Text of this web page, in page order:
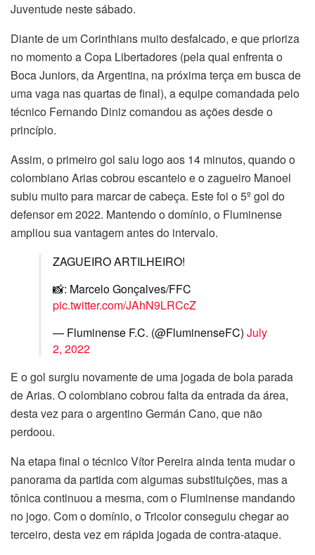
Juventude neste sábado.
Diante de um Corinthians muito desfalcado, e que prioriza
no momento a Copa Libertadores (pela qual enfrenta o
Boca Juniors, da Argentina, na próxima terça em busca de
uma vaga nas quartas de final), a equipe comandada pelo
técnico Fernando Diniz comandou as ações desde o
princípio.
Assim, o primeiro gol saiu logo aos 14 minutos, quando o
colombiano Arias cobrou escanteio e o zagueiro Manoel
subiu muito para marcar de cabeça. Este foi o 5º gol do
defensor em 2022. Mantendo o domínio, o Fluminense
ampliou sua vantagem antes do intervalo.
ZAGUEIRO ARTILHEIRO!
📸: Marcelo Gonçalves/FFC
pic.twitter.com/JAhN9LRCcZ
— Fluminense F.C. (@FluminenseFC) July
2, 2022
E o gol surgiu novamente de uma jogada de bola parada
de Arias. O colombiano cobrou falta da entrada da área,
desta vez para o argentino Germán Cano, que não
perdoou.
Na etapa final o técnico Vítor Pereira ainda tenta mudar o
panorama da partida com algumas substituições, mas a
tônica continuou a mesma, com o Fluminense mandando
no jogo. Com o domínio, o Tricolor conseguiu chegar ao
terceiro, desta vez em rápida jogada de contra-ataque.